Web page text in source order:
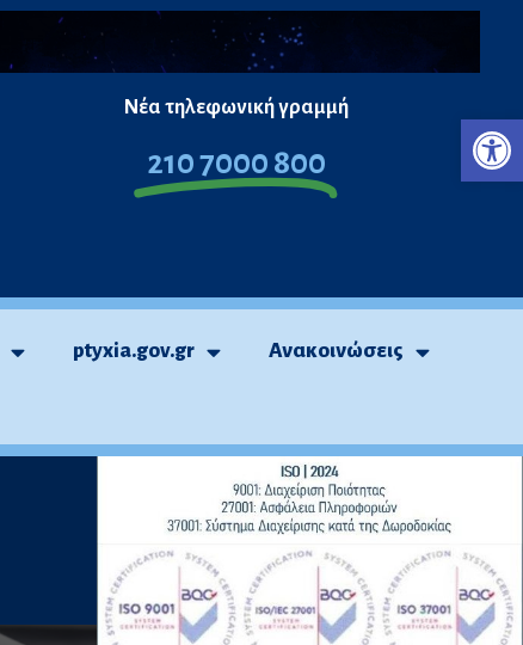
Νέα τηλεφωνική γραμμή
210 7000 800
ptyxia.gov.gr Ανακοινώσεις